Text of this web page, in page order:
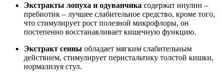
Экстракты лопуха и одуванчика содержат инулин –
пребиотик – лучшее слабительное средство, кроме того,
что стимулирует рост полезной микрофлоры, он
постепенно восстанавливает кишечную функцию.
Экстракт сенны обладает мягким слабительным
действием, стимулирует перистальтику толстой кишки,
нормализуя стул.